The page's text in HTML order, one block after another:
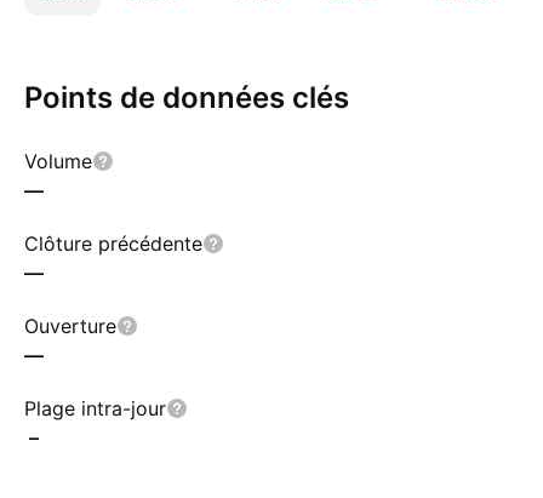
Points de données clés
Volume
—
Clôture précédente
—
Ouverture
—
Plage intra-jour
–